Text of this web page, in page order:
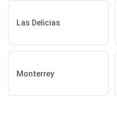
Las Delicias
Monterrey